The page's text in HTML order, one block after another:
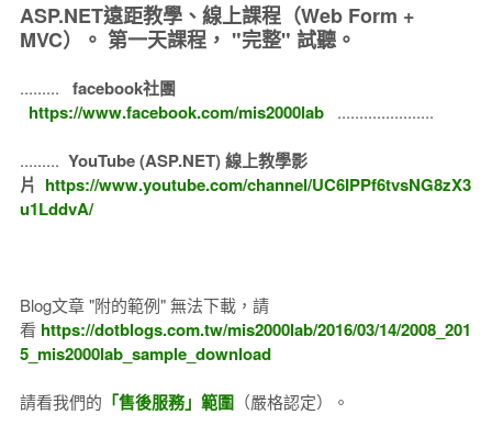
ASP.NET遠距教學、線上課程（Web Form +
MVC）。 第一天課程， "完整" 試聽。
.........
facebook社團
https://www.facebook.com/mis2000lab
......................
......... YouTube (ASP.NET) 線上教學影
片 https://www.youtube.com/channel/UC6IPPf6tvsNG8zX3
u1LddvA/
Blog文章 "附的範例" 無法下載，請
看 https://dotblogs.com.tw/mis2000lab/2016/03/14/2008_201
5_mis2000lab_sample_download
請看我們的 「售後服務」範圍（嚴格認定）。